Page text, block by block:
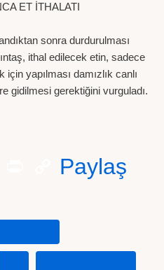
ET İTHALATI
sonra durdurulması
ithal edilecek etin, sadece
yapılması damızlık canlı
gidilmesi gerektiğini vurguladı.
Paylaş